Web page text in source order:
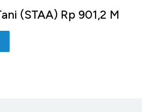
(STAA) Rp 901,2 M